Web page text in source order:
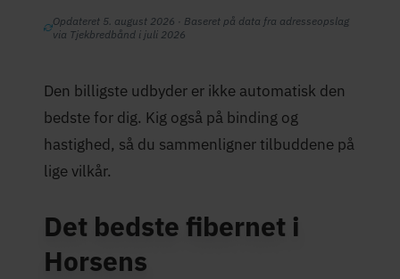
Opdateret 5. august 2026 · Baseret på data fra adresseopslag
via Tjekbredbånd i juli 2026
Den billigste udbyder er ikke automatisk den
bedste for dig. Kig også på binding og
hastighed, så du sammenligner tilbuddene på
lige vilkår.
Det bedste fibernet i
Horsens